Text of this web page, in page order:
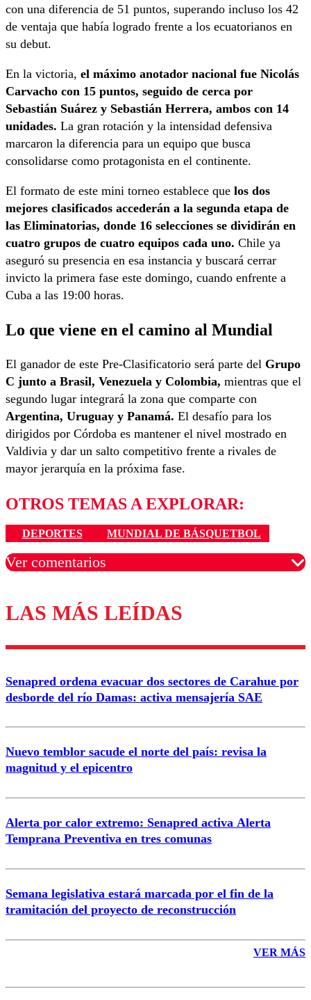
con una diferencia de 51 puntos, superando incluso los 42
de ventaja que había logrado frente a los ecuatorianos en
su debut.
En la victoria, el máximo anotador nacional fue Nicolás
Carvacho con 15 puntos, seguido de cerca por
Sebastián Suárez y Sebastián Herrera, ambos con 14
unidades. La gran rotación y la intensidad defensiva
marcaron la diferencia para un equipo que busca
consolidarse como protagonista en el continente.
El formato de este mini torneo establece que los dos
mejores clasificados accederán a la segunda etapa de
las Eliminatorias, donde 16 selecciones se dividirán en
cuatro grupos de cuatro equipos cada uno. Chile ya
aseguró su presencia en esa instancia y buscará cerrar
invicto la primera fase este domingo, cuando enfrente a
Cuba a las 19:00 horas.
Lo que viene en el camino al Mundial
El ganador de este Pre-Clasificatorio será parte del Grupo
C junto a Brasil, Venezuela y Colombia, mientras que el
segundo lugar integrará la zona que comparte con
Argentina, Uruguay y Panamá. El desafío para los
dirigidos por Córdoba es mantener el nivel mostrado en
Valdivia y dar un salto competitivo frente a rivales de
mayor jerarquía en la próxima fase.
OTROS TEMAS A EXPLORAR:
DEPORTES MUNDIAL DE BÁSQUETBOL
Ver comentarios
Los comentarios son moderados para garantizar un
diálogo respetuoso.
Correo
LAS MÁS LEÍDAS
Senapred ordena evacuar dos sectores de Carahue por
desborde del río Damas: activa mensajería SAE
Nuevo temblor sacude el norte del país: revisa la
magnitud y el epicentro
Alerta por calor extremo: Senapred activa Alerta
Temprana Preventiva en tres comunas
Semana legislativa estará marcada por el fin de la
tramitación del proyecto de reconstrucción
VER MÁS